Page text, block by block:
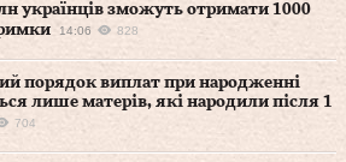
українців зможуть отримати 1000
14:06 828
порядок виплат при народженні
лише матерів, які народили після 1
704